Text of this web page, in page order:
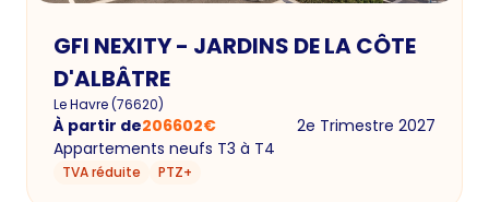
GFI NEXITY - JARDINS DE LA CÔTE
D'ALBÂTRE
Le Havre(76620)
À partir de206602€
2e Trimestre 2027
Appartements neufs T3 à T4
TVA réduite PTZ+